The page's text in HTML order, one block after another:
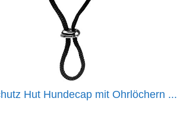
Hut Hundecap mit Ohrlöchern ...